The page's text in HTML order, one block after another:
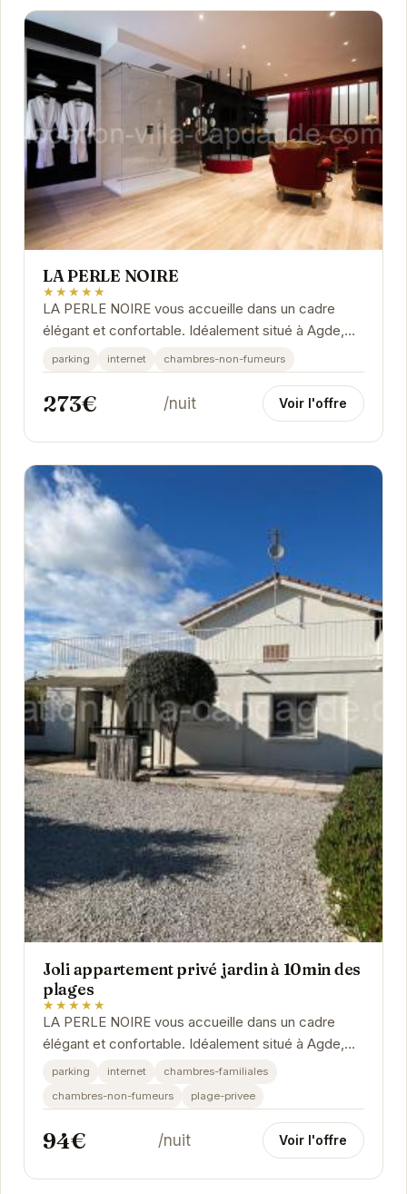
LA PERLE NOIRE
★★★★★
LA PERLE NOIRE vous accueille dans un cadre
élégant et confortable. Idéalement situé à Agde,
cet établissement vous propose des prestations
de...
parking internet chambres-non-fumeurs
273€ /nuit Voir l'offre
Joli appartement privé jardin à 10min des
plages
★★★★★
LA PERLE NOIRE vous accueille dans un cadre
élégant et confortable. Idéalement situé à Agde,
cet établissement vous propose des prestations
parking internet
chambres-familiales
chambres-non-fumeurs
plage-privee
94€ /nuit Voir l'offre